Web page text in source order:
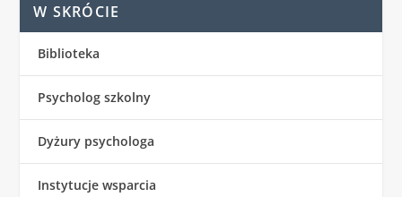
W SKRÓCIE
Biblioteka
Psycholog szkolny
Dyżury psychologa
Instytucje wsparcia